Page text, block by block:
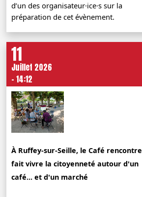
d’un des organisateur·ice·s sur la
préparation de cet évènement.
11
Juillet 2026
- 14:12
À Ruffey-sur-Seille, le Café rencontre
fait vivre la citoyenneté autour d'un
café... et d'un marché